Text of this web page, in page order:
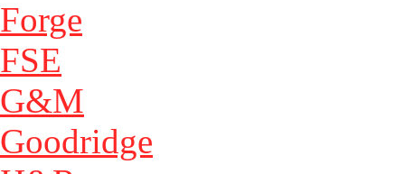
Forge
FSE
G&M
Goodridge